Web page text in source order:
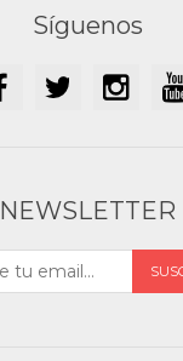
Síguenos
NEWSLETTER